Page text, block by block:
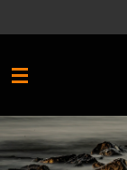
direct
de